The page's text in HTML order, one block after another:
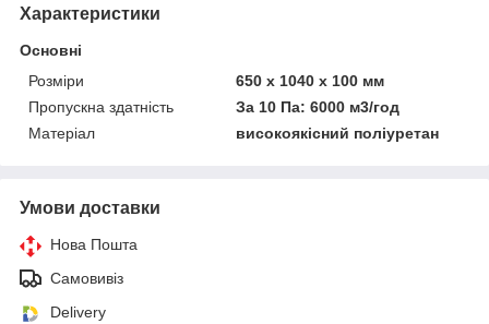
Характеристики
Основні
Розміри
650 x 1040 x 100 мм
Пропускна здатність
За 10 Па: 6000 м3/год
Матеріал
високоякісний поліуретан
Умови доставки
Нова Пошта
Самовивіз
Delivery